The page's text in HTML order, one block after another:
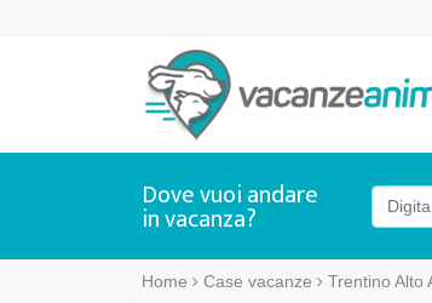
Dove vuoi andare
in vacanza?
Home Case vacanze Trentino Alto